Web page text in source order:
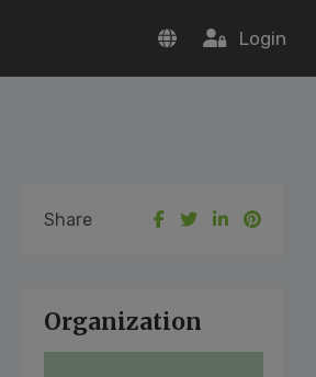
Login
Share
Organization